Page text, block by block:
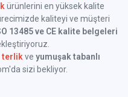
ürünlerini en yüksek kalite
kaliteyi ve müşteri
13485 ve CE kalite belgeleri
terlik ve yumuşak tabanlı
sizi bekliyor.